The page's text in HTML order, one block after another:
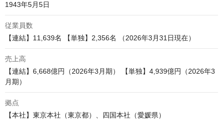
1943年5月5日
従業員数
【連結】11,639名 【単独】2,356名 （2026年3月31日現在）
売上高
【連結】6,668億円（2026年3月期） 【単独】4,939億円（2026年3
月期）
拠点
【本社】東京本社（東京都）、四国本社（愛媛県）